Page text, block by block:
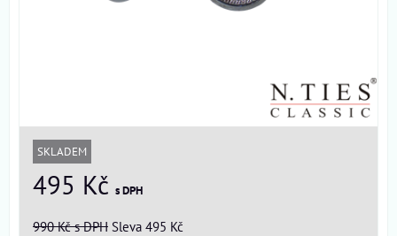
SKLADEM
495 Kč s DPH
990 Kčs DPH Sleva 495 Kč